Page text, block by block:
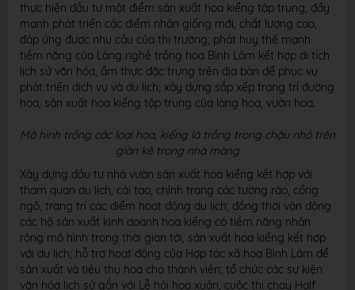
thực hiện đầu tư một điểm sản xuất hoa kiểng tập trung, đẩy
mạnh phát triển các điểm nhân giống mới, chất lượng cao,
đáp ứng được nhu cầu của thị trường; phát huy thế mạnh
tiềm năng của Làng nghề trồng hoa Bình Lâm kết hợp di tích
lịch sử văn hóa, ẩm thực đặc trưng trên địa bàn để phục vụ
phát triển dịch vụ và du lịch; xây dựng sắp xếp trang trí đường
hoa, sản xuất hoa kiểng tập trung của làng hoa, vườn hoa.
Mô hình trồng các loại hoa, kiểng lá trồng trong chậu nhỏ trên
giàn kê trong nhà màng
Xây dựng đầu tư nhà vườn sản xuất hoa kiểng kết hợp với
tham quan du lịch, cải tạo, chỉnh trang các tường rào, cổng
ngõ, trang trí các điểm hoạt động du lịch; đồng thời vận động
các hộ sản xuất kinh doanh hoa kiểng có tiềm năng nhân
rộng mô hình trong thời gian tới, sản xuất hoa kiểng kết hợp
với du lịch; hỗ trợ hoạt động của Hợp tác xã hoa Bình Lâm để
sản xuất và tiêu thụ hoa cho thành viên; tổ chức các sự kiện
văn hóa lịch sử gắn với Lễ hội hoa xuân, cuộc thi chạy Half